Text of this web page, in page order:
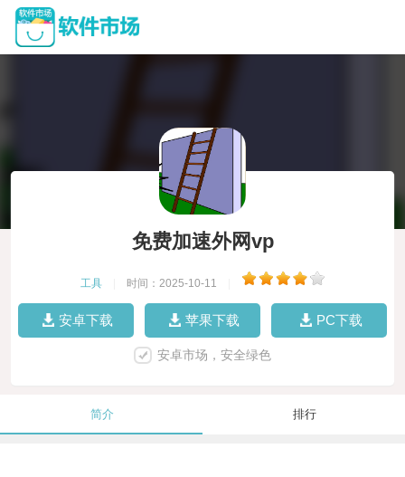
免费加速外网vp
工具 时间：2025-10-11
安卓下载 苹果下载 PC下载
安卓市场，安全绿色
简介 排行